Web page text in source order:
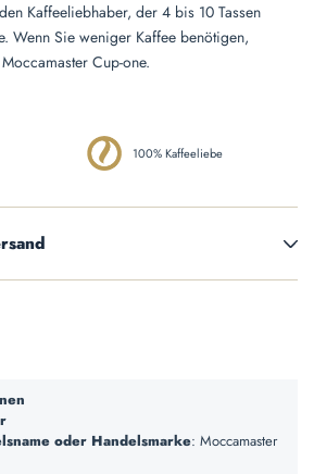
Kaffeeliebhaber, der 4 bis 10 Tassen
Wenn Sie weniger Kaffee benötigen,
Cup-one.
100% Kaffeeliebe
oder Handelsmarke: Moccamaster